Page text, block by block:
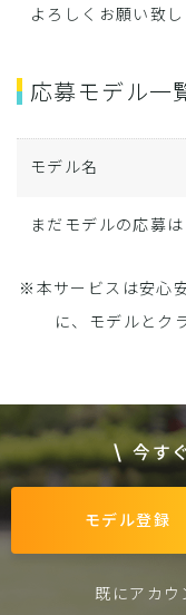
よろしくお願い致し
応募モデル一
モデル名
まだモデルの応募は
※本サービスは安心
に、モデルとク
今す
モデル登録
既にアカ